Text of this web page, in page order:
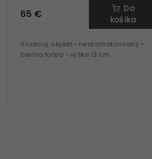
65 €
Do
košíka
Voskový objekt • nearomatizovaný •
čierna farba • výška 13 cm